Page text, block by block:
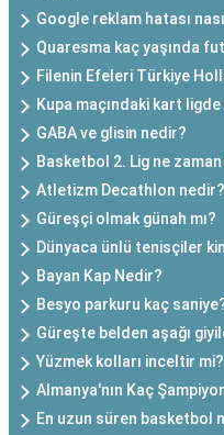
Google reklam hatası
Quaresma kaç yaşında
Filenin Efeleri Türkiye
Kupa maçındaki kart
GABA ve glisin nedir?
Basketbol 2. Lig ne
Atletizm Decathlon nedir?
Güreşçi olmak günah mı?
Dünyaca ünlü tenisçiler
Bayan Kap Nedir?
Besyo parkuru kaç
Güreşte belden aşağı
Yüzmek kolları inceltir mi?
Almanya'nın Kaç
En uzun süren basketbol